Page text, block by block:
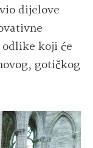
dijelove
koji će
gotičkog